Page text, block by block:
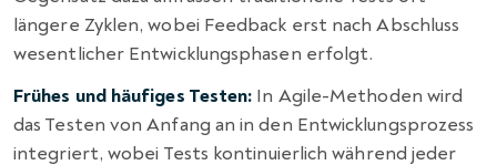
längere Zyklen, wobei Feedback erst nach Abschluss
wesentlicher Entwicklungsphasen erfolgt.
Frühes und häufiges Testen: In Agile-Methoden wird
das Testen von Anfang an in den Entwicklungsprozess
integriert, wobei Tests kontinuierlich während jeder